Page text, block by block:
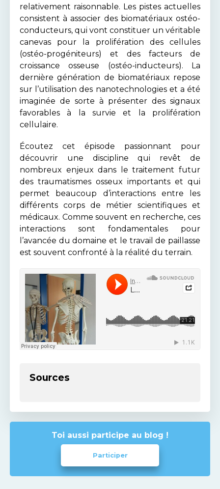
relativement raisonnable. Les pistes actuelles
consistent à associer des biomatériaux ostéo-
conducteurs, qui vont constituer un véritable
canevas pour la prolifération des cellules
(ostéo-progéniteurs) et des facteurs de
croissance osseuse (ostéo-inducteurs). La
dernière génération de biomatériaux repose
sur l’utilisation des nanotechnologies et a été
imaginée de sorte à présenter des signaux
favorables à la survie et la prolifération
cellulaire.
Écoutez cet épisode passionnant pour
découvrir une discipline qui revêt de
nombreux enjeux dans le traitement futur
des traumatismes osseux importants et qui
permet beaucoup d’interactions entre les
différents corps de métier scientifiques et
médicaux. Comme souvent en recherche, ces
interactions sont fondamentales pour
l’avancée du domaine et le travail de paillasse
est souvent confronté à la réalité du terrain.
Sources
Toi aussi participe au blog !
Participer